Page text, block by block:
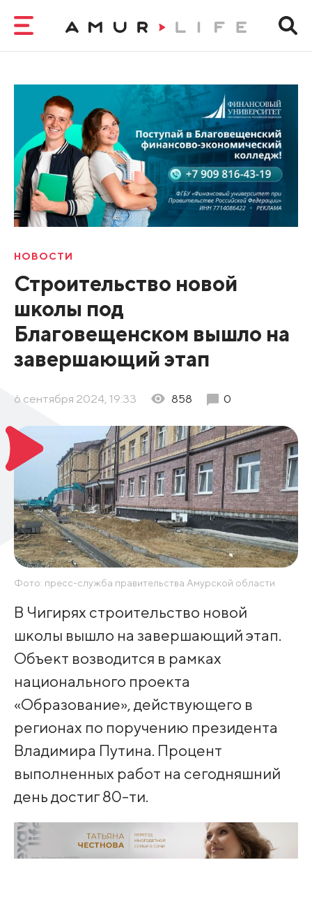
НОВОСТИ
Строительство новой
школы под
Благовещенском вышло на
завершающий этап
6 сентября 2024, 19:33 858 0
Фото: пресс-служба правительства Амурской области
В Чигирях строительство новой
школы вышло на завершающий этап.
Объект возводится в рамках
национального проекта
«Образование», действующего в
регионах по поручению президента
Владимира Путина. Процент
выполненных работ на сегодняшний
день достиг 80-ти.